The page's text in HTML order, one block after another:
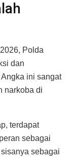
Polda
dan
ini sangat
narkoba di
terdapat
sebagai
sebagai